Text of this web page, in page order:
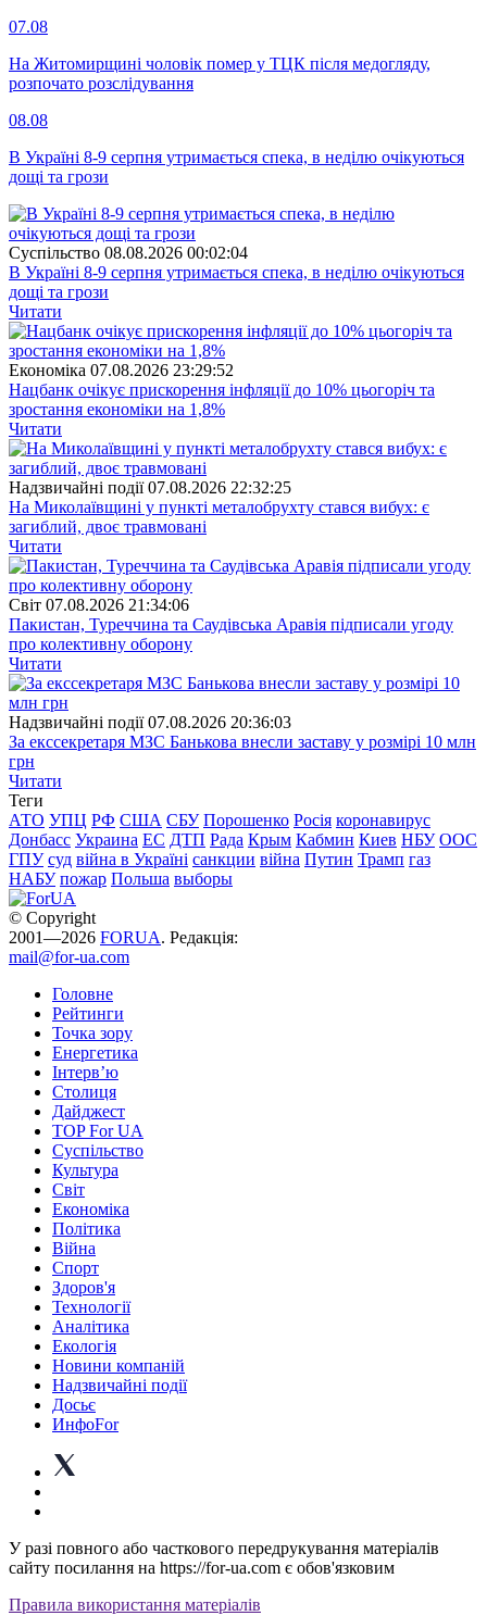
07.08
На Житомирщині чоловік помер у ТЦК після медогляду,
розпочато розслідування
08.08
В Україні 8-9 серпня утримається спека, в неділю очікуються
дощі та грози
Суспiльство 08.08.2026 00:02:04
В Україні 8-9 серпня утримається спека, в неділю очікуються
дощі та грози
Читати
Економіка 07.08.2026 23:29:52
Нацбанк очікує прискорення інфляції до 10% цьогоріч та
зростання економіки на 1,8%
Читати
Надзвичайні події 07.08.2026 22:32:25
На Миколаївщині у пункті металобрухту стався вибух: є
загиблий, двоє травмовані
Читати
Свiт 07.08.2026 21:34:06
Пакистан, Туреччина та Саудівська Аравія підписали угоду
про колективну оборону
Читати
Надзвичайні події 07.08.2026 20:36:03
За екссекретаря МЗС Банькова внесли заставу у розмірі 10 млн
грн
Читати
Теги
АТО УПЦ РФ США СБУ Порошенко Росія коронавирус
Донбасс Украина ЕС ДТП Рада Крым Кабмин Киев НБУ ООС
ГПУ суд війна в Україні санкции війна Путин Трамп газ
НАБУ пожар Польша выборы
© Copyright
2001—2026 FORUA. Редакція:
mail@for-ua.com
Головне
Рейтинги
Точка зору
Енергетика
Інтерв’ю
Столиця
Дайджест
TOP For UA
Суспiльство
Культура
Світ
Економіка
Політика
Війна
Спорт
Здоров'я
Технології
Аналітика
Екологія
Новини компаній
Надзвичайні події
Досьє
ИнфоFor
У разі повного або часткового передрукування матеріалів
сайту посилання на https://for-ua.com є обов'язковим
Правила використання матеріалів